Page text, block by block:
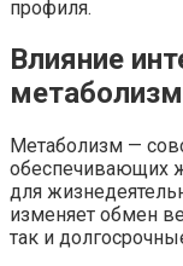
профиля.
Влияние
метаболизм
Метаболизм —
обеспечивающих
для
изменяет обмен
так и